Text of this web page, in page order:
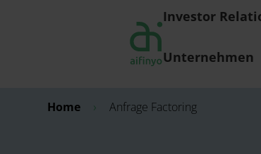
Investor
Unternehmen
Home › Anfrage Factoring